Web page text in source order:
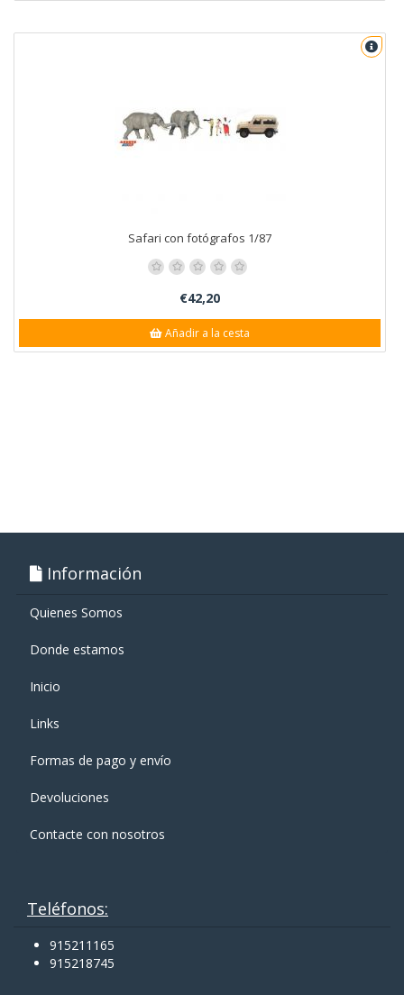
Safari con fotógrafos 1/87
€42,20
Añadir a la cesta
Información
Quienes Somos
Donde estamos
Inicio
Links
Formas de pago y enví­o
Devoluciones
Contacte con nosotros
Teléfonos:
915211165
915218745